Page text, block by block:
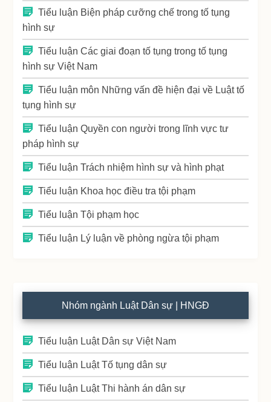
Tiểu luận Biện pháp cưỡng chế trong tố tụng
hình sự
Tiểu luận Các giai đoạn tố tụng trong tố tụng
hình sự Việt Nam
Tiểu luận môn Những vấn đề hiện đại về Luật tố
tụng hình sự
Tiểu luận Quyền con người trong lĩnh vực tư
pháp hình sự
Tiểu luận Trách nhiệm hình sự và hình phạt
Tiểu luận Khoa học điều tra tội phạm
Tiểu luận Tội phạm học
Tiểu luận Lý luận về phòng ngừa tội phạm
Nhóm ngành Luật Dân sự | HNGĐ
Tiểu luận Luật Dân sự Việt Nam
Tiểu luận Luật Tố tụng dân sự
Tiểu luận Luật Thi hành án dân sự